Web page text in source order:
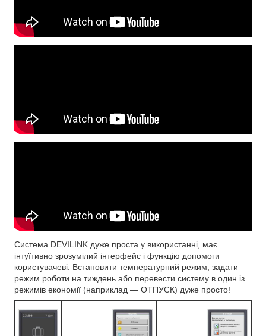
Система DEVILINK дуже проста у використанні, має
інтуїтивно зрозумілий інтерфейс і функцію допомоги
користувачеві. Встановити температурний режим, задати
режим роботи на тиждень або перевести систему в один із
режимів економії (наприклад — ОТПУСК) дуже просто!